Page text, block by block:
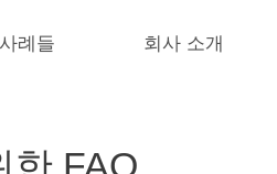
사례들 회사 소개
한 FAQ